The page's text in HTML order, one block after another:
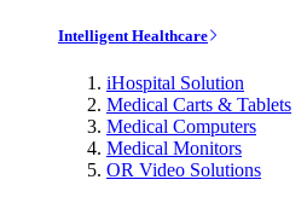
Intelligent Healthcare
iHospital Solution
Medical Carts & Tablets
Medical Computers
Medical Monitors
OR Video Solutions